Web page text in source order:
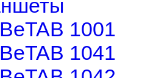
BeTAB 1001
BeTAB 1041